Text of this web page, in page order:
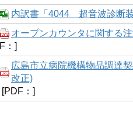
内訳書「4044 超音波診断
オープンカウンタに関する
F：]
広島市立病院機構物品調達
改正)
[PDF：]